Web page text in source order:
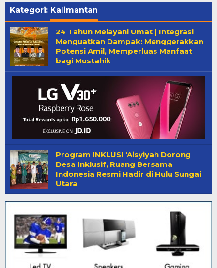
Kategori: Kalimantan
24 Tahun Melayani Umat | Integrasi
Menguatkan Dampak: Menggerakkan
Potensi Amil, Memperluas Manfaat
bagi Mustahik
Program INKLUSI ‘Aisyiyah Dorong
Desa Inklusif, Ruang Bersama
Indonesia Resmi Hadir di Hulu Sungai
Utara